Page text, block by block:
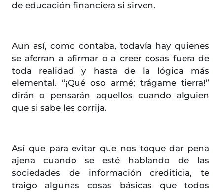
de educación financiera si sirven.
Aun así, como contaba, todavía hay quienes
se aferran a afirmar o a creer cosas fuera de
toda realidad y hasta de la lógica más
elemental. “¡Qué oso armé; trágame tierra!”
dirán o pensarán aquellos cuando alguien
que si sabe les corrija.
Así que para evitar que nos toque dar pena
ajena cuando se esté hablando de las
sociedades de información crediticia, te
traigo algunas cosas básicas que todos